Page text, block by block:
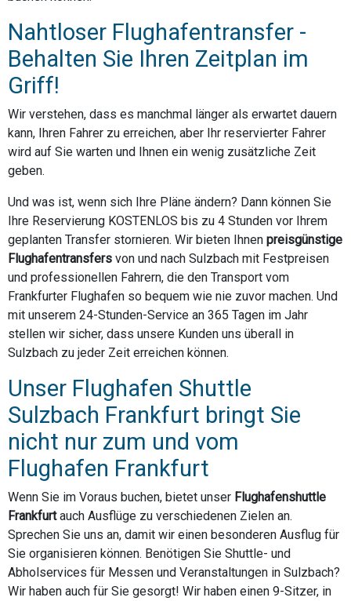
Nahtloser Flughafentransfer -
Behalten Sie Ihren Zeitplan im
Griff!
Wir verstehen, dass es manchmal länger als erwartet dauern
kann, Ihren Fahrer zu erreichen, aber Ihr reservierter Fahrer
wird auf Sie warten und Ihnen ein wenig zusätzliche Zeit
geben.
Und was ist, wenn sich Ihre Pläne ändern? Dann können Sie
Ihre Reservierung KOSTENLOS bis zu 4 Stunden vor Ihrem
geplanten Transfer stornieren. Wir bieten Ihnen preisgünstige
Flughafentransfers von und nach Sulzbach mit Festpreisen
und professionellen Fahrern, die den Transport vom
Frankfurter Flughafen so bequem wie nie zuvor machen. Und
mit unserem 24-Stunden-Service an 365 Tagen im Jahr
stellen wir sicher, dass unsere Kunden uns überall in
Sulzbach zu jeder Zeit erreichen können.
Unser Flughafen Shuttle
Sulzbach Frankfurt bringt Sie
nicht nur zum und vom
Flughafen Frankfurt
Wenn Sie im Voraus buchen, bietet unser Flughafenshuttle
Frankfurtauch Ausflüge zu verschiedenen Zielen an.
Sprechen Sie uns an, damit wir einen besonderen Ausflug für
Sie organisieren können. Benötigen Sie Shuttle- und
Abholservices für Messen und Veranstaltungen in Sulzbach?
Wir haben auch für Sie gesorgt! Wir haben einen 9-Sitzer, in